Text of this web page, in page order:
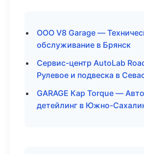
ООО V8 Garage —
обслуживание в Брянск
Сервис-центр AutoLab
Рулевое и подвеска в
GARAGE Кар Torque —
детейлинг в Южно-